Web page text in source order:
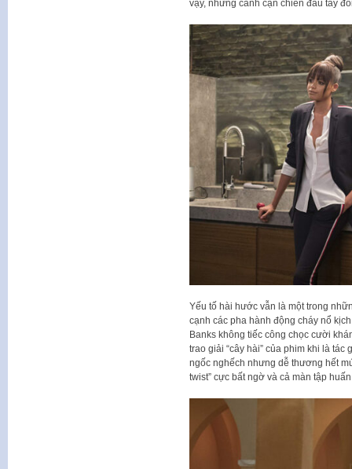
vậy, những cảnh cận chiến đấu tay
Yếu tố hài hước vẫn là một trong
cạnh các pha hành động cháy nổ
Banks không tiếc công chọc cười
trao giải “cây hài” của phim khi là
ngốc nghếch nhưng dễ thương hết
twist” cực bất ngờ và cả màn tập